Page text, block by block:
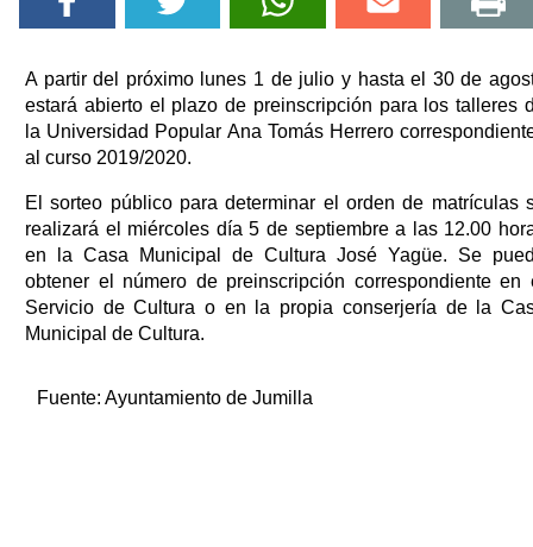
A partir del próximo lunes 1 de julio y hasta el 30 de
estará abierto el plazo de preinscripción para los talleres
la Universidad Popular Ana Tomás Herrero
al curso 2019/2020.
El sorteo público para determinar el orden de matrículas
realizará el miércoles día 5 de septiembre a las 12.00
en la Casa Municipal de Cultura José Yagüe. Se
obtener el número de preinscripción correspondiente en
Servicio de Cultura o en la propia conserjería de la
Municipal de Cultura.
Fuente: Ayuntamiento de Jumilla